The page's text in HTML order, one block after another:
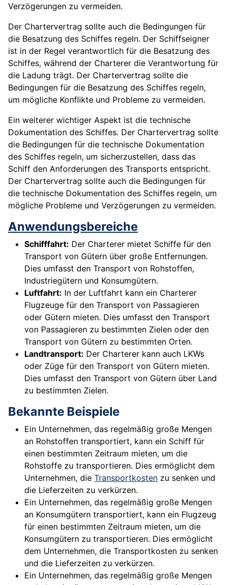
Verzögerungen zu vermeiden.
Der Chartervertrag sollte auch die Bedingungen für
die Besatzung des Schiffes regeln. Der Schiffseigner
ist in der Regel verantwortlich für die Besatzung des
Schiffes, während der Charterer die Verantwortung für
die Ladung trägt. Der Chartervertrag sollte die
Bedingungen für die Besatzung des Schiffes regeln,
um mögliche Konflikte und Probleme zu vermeiden.
Ein weiterer wichtiger Aspekt ist die technische
Dokumentation des Schiffes. Der Chartervertrag sollte
die Bedingungen für die technische Dokumentation
des Schiffes regeln, um sicherzustellen, dass das
Schiff den Anforderungen des Transports entspricht.
Der Chartervertrag sollte auch die Bedingungen für
die technische Dokumentation des Schiffes regeln, um
mögliche Probleme und Verzögerungen zu vermeiden.
Anwendungsbereiche
Schifffahrt: Der Charterer mietet Schiffe für den
Transport von Gütern über große Entfernungen.
Dies umfasst den Transport von Rohstoffen,
Industriegütern und Konsumgütern.
Luftfahrt: In der Luftfahrt kann ein Charterer
Flugzeuge für den Transport von Passagieren
oder Gütern mieten. Dies umfasst den Transport
von Passagieren zu bestimmten Zielen oder den
Transport von Gütern zu bestimmten Orten.
Landtransport: Der Charterer kann auch LKWs
oder Züge für den Transport von Gütern mieten.
Dies umfasst den Transport von Gütern über Land
zu bestimmten Zielen.
Bekannte Beispiele
Ein Unternehmen, das regelmäßig große Mengen
an Rohstoffen transportiert, kann ein Schiff für
einen bestimmten Zeitraum mieten, um die
Rohstoffe zu transportieren. Dies ermöglicht dem
Unternehmen, die Transportkosten zu senken und
die Lieferzeiten zu verkürzen.
Ein Unternehmen, das regelmäßig große Mengen
an Konsumgütern transportiert, kann ein Flugzeug
für einen bestimmten Zeitraum mieten, um die
Konsumgütern zu transportieren. Dies ermöglicht
dem Unternehmen, die Transportkosten zu senken
und die Lieferzeiten zu verkürzen.
Ein Unternehmen, das regelmäßig große Mengen